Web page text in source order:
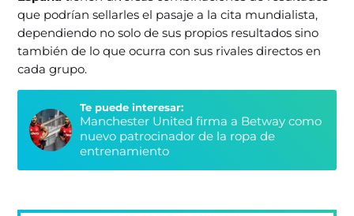
que podrían sellarles el pasaje a la cita mundialista,
dependiendo no solo de sus propios resultados sino
también de lo que ocurra con sus rivales directos en
cada grupo.
Te puede interesar:
Manchester United firma a Betway como
nuevo patrocinador de la ropa de
entrenamiento